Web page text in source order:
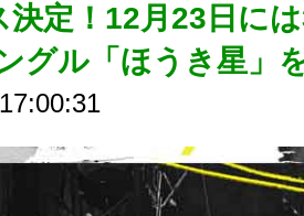
決定！12月23日に
グル「ほうき星」